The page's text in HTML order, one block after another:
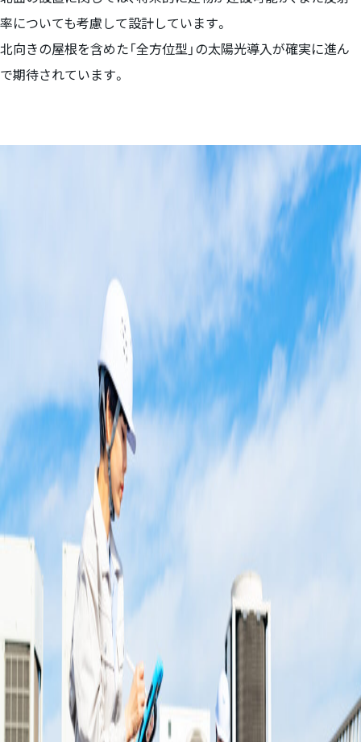
率についても考慮して設計しています。
北向きの屋根を含めた「全方位型」の太陽光導入が確実に進ん
で期待されています。